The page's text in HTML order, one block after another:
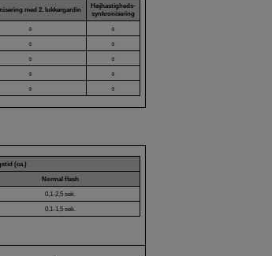
med 2. lukkergardin
Højhastigheds-
synkronisering
○
○
○ ○
○
○
○
○
○ ○
(ca.)
Normal flash
0,1-2,5 sek.
0,1-1,5 sek.